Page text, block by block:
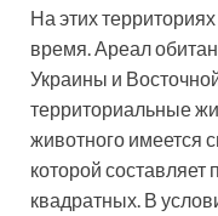
На этих
время. Ареал
Украины и
территориальные
животного имеется
которой составляет
квадратных. В